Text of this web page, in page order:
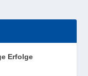
Erfolge